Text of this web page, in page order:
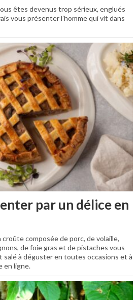
êtes devenus trop sérieux, englués
vous présenter l’homme qui vit dans
par un délice en
composée de porc, de volaille,
de foie gras et de pistaches vous
salé à déguster en toutes occasions et à
en ligne.